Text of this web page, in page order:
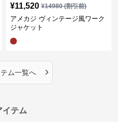
¥11,520 ¥14980(割引前)
アメカジ ヴィンテージ風ワーク
ジャケット
ム一覧へ ›
イテム